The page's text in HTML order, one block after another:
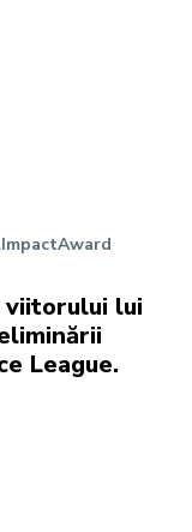
viitorului lui
League.